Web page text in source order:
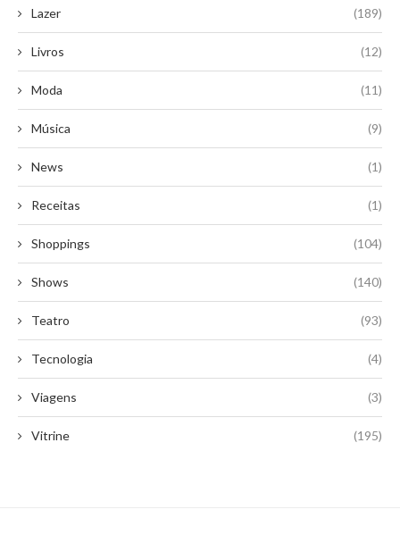
Lazer (189)
Livros (12)
Moda (11)
Música (9)
News (1)
Receitas (1)
Shoppings (104)
Shows (140)
Teatro (93)
Tecnologia (4)
Viagens (3)
Vitrine (195)